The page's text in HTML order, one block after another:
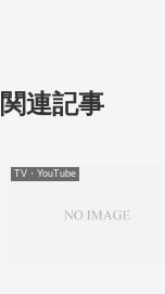
関連記事
TV・YouTube